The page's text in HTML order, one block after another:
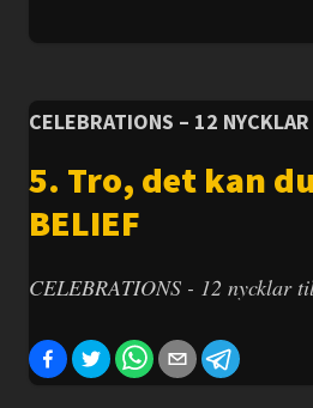
CELEBRATIONS – 12
5. Tro, det kan
BELIEF
CELEBRATIONS - 12 nycklar